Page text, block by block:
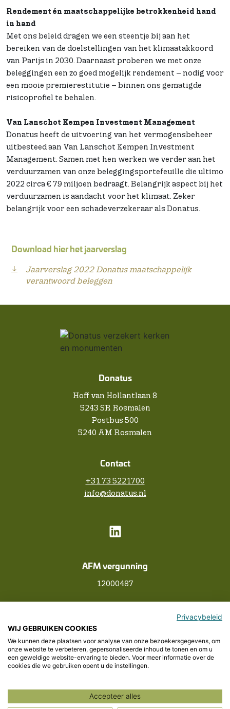
Rendement én maatschappelijke betrokkenheid hand
in hand
Met ons beleid dragen we een steentje bij aan het
bereiken van de doelstellingen van het klimaatakkoord
van Parijs in 2030. Daarnaast proberen we met onze
beleggingen een zo goed mogelijk rendement – nodig voor
een mooie premierestitutie – binnen ons gematigde
risicoprofiel te behalen.
Van Lanschot Kempen Investment Management
Donatus heeft de uitvoering van het vermogensbeheer
uitbesteed aan Van Lanschot Kempen Investment
Management. Samen met hen werken we verder aan het
verduurzamen van onze beleggingsportefeuille die ultimo
2022 circa € 79 miljoen bedraagt. Belangrijk aspect bij het
verduurzamen is aandacht voor het klimaat. Zeker
belangrijk voor een schadeverzekeraar als Donatus.
Download hier het jaarverslag
Jaarverslag 2022 Donatus maatschappelijk
verantwoord beleggen
Donatus
Hoff van Hollantlaan 8
5243 SR Rosmalen
Postbus 500
5240 AM Rosmalen
Contact
+31 73 5221700
info@donatus.nl
AFM vergunning
12000487
Over Donatus
Privacyverklaring
Cookieverklaring
Privacybeleid
WIJ GEBRUIKEN COOKIES
We kunnen deze plaatsen voor analyse van onze bezoekersgegevens, om
onze website te verbeteren, gepersonaliseerde inhoud te tonen en om u
een geweldige website-ervaring te bieden. Voor meer informatie over de
cookies die we gebruiken opent u de instellingen.
Accepteer alles